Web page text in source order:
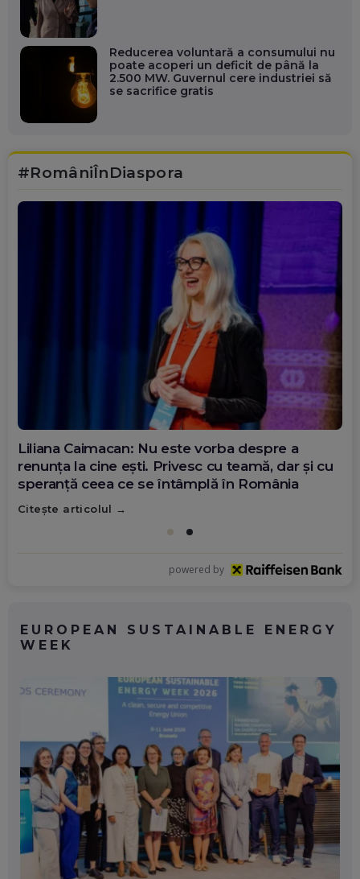
Reducerea voluntară a consumului nu
poate acoperi un deficit de până la
2.500 MW. Guvernul cere industriei să
se sacrifice gratis
#RomâniÎnDiaspora
Liliana Caimacan: Nu este vorba despre a
renunța la cine ești. Privesc cu teamă, dar și cu
speranță ceea ce se întâmplă în România
Citește articolul
powered by
EUROPEAN SUSTAINABLE ENERGY
WEEK